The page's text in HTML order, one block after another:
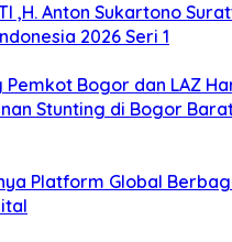
,H. Anton Sukartono
2026 Seri 1
Pemkot Bogor dan LAZ
Stunting di Bogor
Platform Global